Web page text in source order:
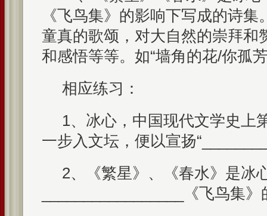
《飞鸟集》的影响下写成的诗
童真的歌颂，对大自然的崇拜和
和感悟等等。如“墙角的花/你孤
相应练习：
1、冰心，中国现代文学史上
一步入文坛，便以宣扬
2、《繁星》、《春水》是冰
_________________《飞鸟集